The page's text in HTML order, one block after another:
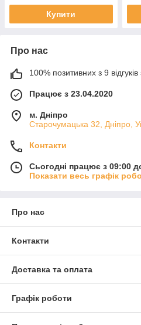
Купити
Про нас
100% позитивних з 9 відгуків
Працює з 23.04.2020
м. Дніпро
Старочумацька 32, Дніпро,
Контакти
Сьогодні працює з 09:00
Показати весь графік
Про нас
Контакти
Доставка та оплата
Графік роботи